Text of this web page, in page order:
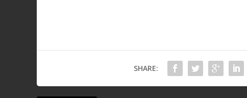
SHARE: